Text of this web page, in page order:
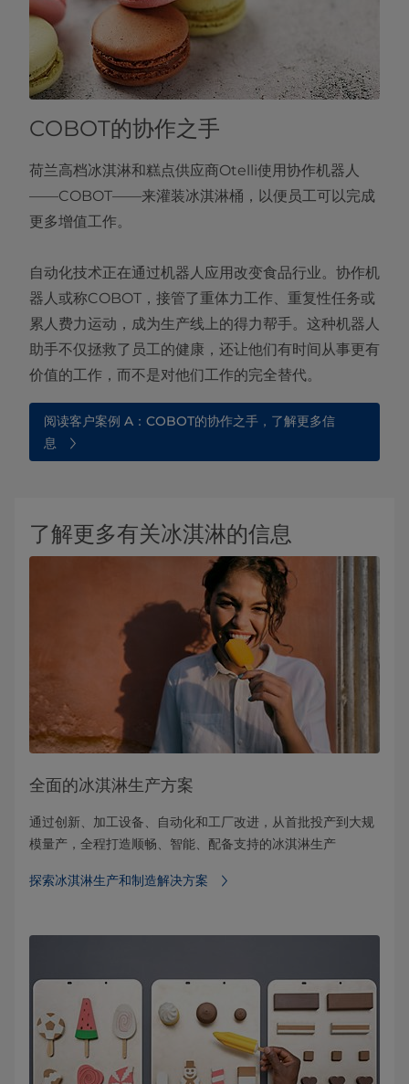
COBOT的协作之手
荷兰高档冰淇淋和糕点供应商Otelli使用协作机器人
——COBOT——来灌装冰淇淋桶，以便员工可以完成
更多增值工作。
自动化技术正在通过机器人应用改变食品行业。协作机
器人或称COBOT，接管了重体力工作、重复性任务或
累人费力运动，成为生产线上的得力帮手。这种机器人
助手不仅拯救了员工的健康，还让他们有时间从事更有
价值的工作，而不是对他们工作的完全替代。
阅读客户案例 A：COBOT的协作之手，了解更多信
息
了解更多有关冰淇淋的信息
全面的冰淇淋生产方案
通过创新、加工设备、自动化和工厂改进，从首批投产到大规
模量产，全程打造顺畅、智能、配备支持的冰淇淋生产
探索冰淇淋生产和制造解决方案